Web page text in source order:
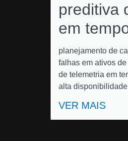
preditiva
em
planejamento de
falhas em ativos
de telemetria em
alta
VER MAIS